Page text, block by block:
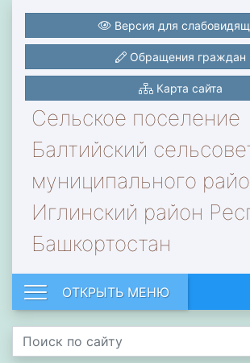
Сельское поселение
Балтийский
муниципального
Иглинский район
Башкортостан
Версия для
Обращения граждан
Карта сайта
ОТКРЫТЬ МЕНЮ